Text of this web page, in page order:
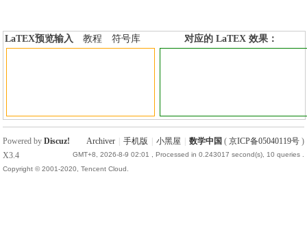
LaTEX预览输入 教程
符号库
对应的 LaTEX 效果：
Archiver 手机版 小黑屋 数学中国 ( 京ICP备05040119号)
GMT+8, 2026-8-9 02:01 , Processed in 0.243017 second(s), 10 queries .
Powered byDiscuz!
X3.4
Copyright © 2001-2020, Tencent Cloud.